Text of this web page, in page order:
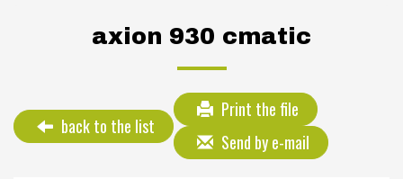
axion 930 cmatic
back to the list
Print the file
Send by e-mail